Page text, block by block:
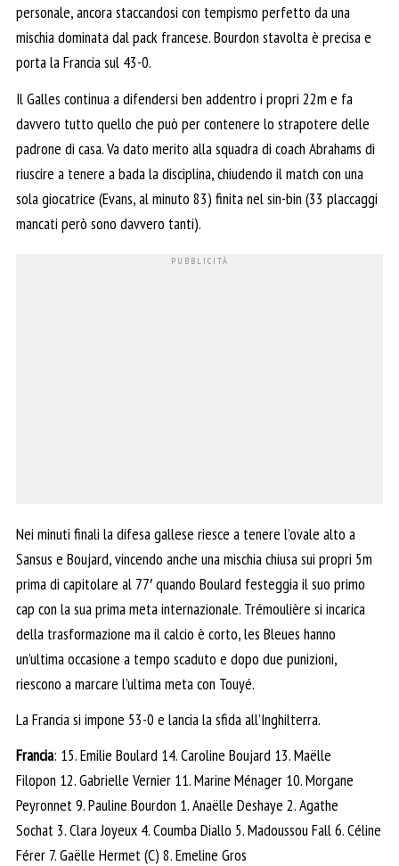
personale, ancora staccandosi con tempismo perfetto da una
mischia dominata dal pack francese. Bourdon stavolta è precisa e
porta la Francia sul 43-0.
Il Galles continua a difendersi ben addentro i propri 22m e fa
davvero tutto quello che può per contenere lo strapotere delle
padrone di casa. Va dato merito alla squadra di coach Abrahams di
riuscire a tenere a bada la disciplina, chiudendo il match con una
sola giocatrice (Evans, al minuto 83) finita nel sin-bin (33 placcaggi
mancati però sono davvero tanti).
Nei minuti finali la difesa gallese riesce a tenere l’ovale alto a
Sansus e Boujard, vincendo anche una mischia chiusa sui propri 5m
prima di capitolare al 77′ quando Boulard festeggia il suo primo
cap con la sua prima meta internazionale. Trémoulière si incarica
della trasformazione ma il calcio è corto, les Bleues hanno
un’ultima occasione a tempo scaduto e dopo due punizioni,
riescono a marcare l’ultima meta con Touyé.
La Francia si impone 53-0 e lancia la sfida all’Inghilterra.
Francia: 15. Emilie Boulard 14. Caroline Boujard 13. Maëlle
Filopon 12. Gabrielle Vernier 11. Marine Ménager 10. Morgane
Peyronnet 9. Pauline Bourdon 1. Anaëlle Deshaye 2. Agathe
Sochat 3. Clara Joyeux 4. Coumba Diallo 5. Madoussou Fall 6. Céline
Férer 7. Gaëlle Hermet (C) 8. Emeline Gros